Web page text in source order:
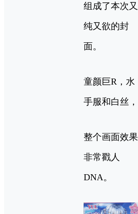
组成了本次又
纯又欲的封
面。
童颜巨R，水
手服和白丝，
整个画面效果
非常戳人
DNA。